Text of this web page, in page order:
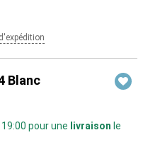
Blanc
pour une livraison le